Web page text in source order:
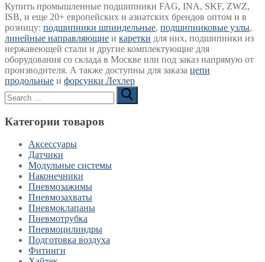
Купить промышленные подшипники FAG, INA, SKF, ZWZ,
ISB, и еще 20+ европейских и азиатских брендов оптом и в
розницу: подшипники шпиндельные, подшипниковые узлы,
линейные направляющие и каретки для них, подшипники из
нержавеющей стали и другие комплектующие для
оборудования со склада в Москве или под заказ напрямую от
производителя. А также доступны для заказа цепи
продольные и форсунки Лехлер
Search
for:
Категории товаров
Аксессуары
Датчики
Модульные системы
Наконечники
Пневмозажимы
Пневмозахваты
Пневмоклапаны
Пневмотрубка
Пневмоцилиндры
Подготовка воздуха
Фитинги